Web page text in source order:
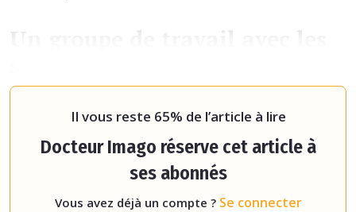
Un groupe de travail avec les
Il vous reste 65% de l’article à lire
Docteur Imago réserve cet article à
ses abonnés
Vous avez déjà un compte ? Se connecter